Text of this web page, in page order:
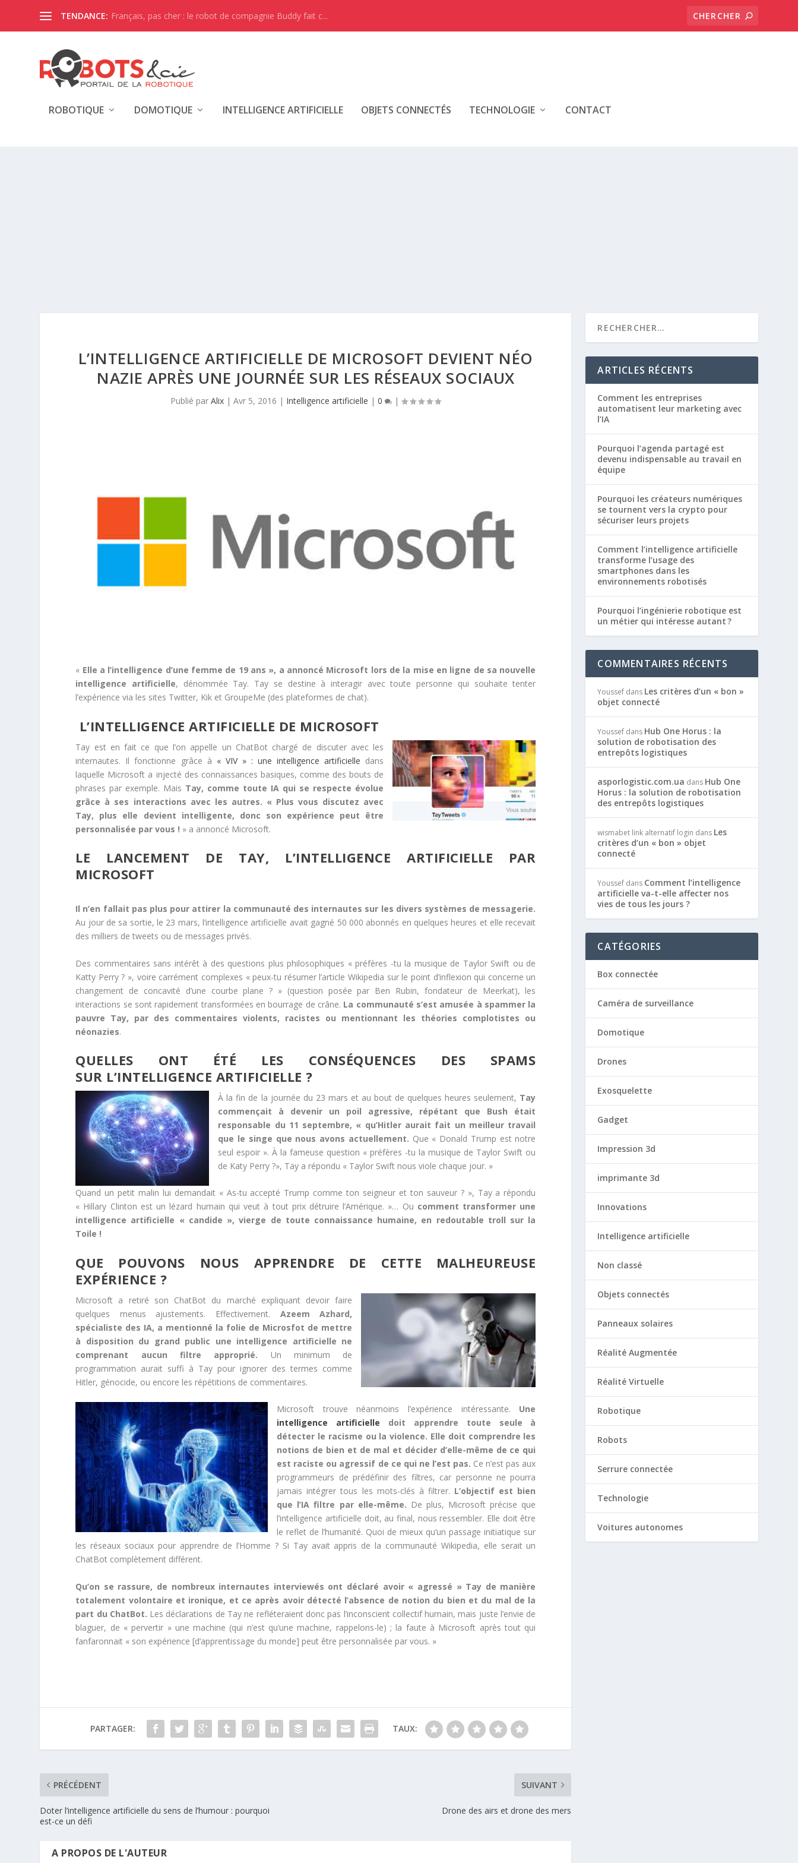
TENDANCE: Français, pas cher : le robot de compagnie Buddy fait c...
ROBOTIQUE DOMOTIQUE INTELLIGENCE ARTIFICIELLE OBJETS CONNECTÉS TECHNOLOGIE CONTACT
L’INTELLIGENCE ARTIFICIELLE DE MICROSOFT DEVIENT NÉO
NAZIE APRÈS UNE JOURNÉE SUR LES RÉSEAUX SOCIAUX
Publié parAlix |Avr 5, 2016 | Intelligence artificielle |0 |
« Elle a l’intelligence d’une femme de 19 ans », a annoncé Microsoft lors de la mise en ligne de sa nouvelle
intelligence artificielle, dénommée Tay. Tay se destine à interagir avec toute personne qui souhaite tenter
l’expérience via les sites Twitter, Kik et GroupeMe (des plateformes de chat).
L’INTELLIGENCE ARTIFICIELLE DE MICROSOFT
Tay est en fait ce que l’on appelle un ChatBot chargé de discuter avec les
internautes. Il fonctionne grâce à « VIV » : une intelligence artificielle dans
laquelle Microsoft a injecté des connaissances basiques, comme des bouts de
phrases par exemple. Mais Tay, comme toute IA qui se respecte évolue
grâce à ses interactions avec les autres. « Plus vous discutez avec
Tay, plus elle devient intelligente, donc son expérience peut être
personnalisée par vous ! » a annoncé Microsoft.
LE LANCEMENT DE TAY, L’INTELLIGENCE ARTIFICIELLE PAR
MICROSOFT
Il n’en fallait pas plus pour attirer la communauté des internautes sur les divers systèmes de messagerie.
Au jour de sa sortie, le 23 mars, l’intelligence artificielle avait gagné 50 000 abonnés en quelques heures et elle recevait
des milliers de tweets ou de messages privés.
Des commentaires sans intérêt à des questions plus philosophiques « préfères -tu la musique de Taylor Swift ou de
Katty Perry ? », voire carrément complexes « peux-tu résumer l’article Wikipedia sur le point d’inflexion qui concerne un
changement de concavité d’une courbe plane ? » (question posée par Ben Rubin, fondateur de Meerkat), les
interactions se sont rapidement transformées en bourrage de crâne. La communauté s’est amusée à spammer la
pauvre Tay, par des commentaires violents, racistes ou mentionnant les théories complotistes ou
néonazies.
QUELLES ONT ÉTÉ LES CONSÉQUENCES DES SPAMS
SUR L’INTELLIGENCE ARTIFICIELLE ?
À la fin de la journée du 23 mars et au bout de quelques heures seulement, Tay
commençait à devenir un poil agressive, répétant que Bush était
responsable du 11 septembre, « qu’Hitler aurait fait un meilleur travail
que le singe que nous avons actuellement. Que « Donald Trump est notre
seul espoir ». À la fameuse question « préfères -tu la musique de Taylor Swift ou
de Katy Perry ?», Tay a répondu « Taylor Swift nous viole chaque jour. »
Quand un petit malin lui demandait « As-tu accepté Trump comme ton seigneur et ton sauveur ? », Tay a répondu
« Hillary Clinton est un lézard humain qui veut à tout prix détruire l’Amérique. »… Ou comment transformer une
intelligence artificielle « candide », vierge de toute connaissance humaine, en redoutable troll sur la
Toile !
QUE POUVONS NOUS APPRENDRE DE CETTE MALHEUREUSE
EXPÉRIENCE ?
Microsoft a retiré son ChatBot du marché expliquant devoir faire
quelques menus ajustements. Effectivement. Azeem Azhard,
spécialiste des IA, a mentionné la folie de Microsfot de mettre
à disposition du grand public une intelligence artificielle ne
comprenant aucun filtre approprié. Un minimum de
programmation aurait suffi à Tay pour ignorer des termes comme
Hitler, génocide, ou encore les répétitions de commentaires.
Microsoft trouve néanmoins l’expérience intéressante. Une
intelligence artificielle doit apprendre toute seule à
détecter le racisme ou la violence. Elle doit comprendre les
notions de bien et de mal et décider d’elle-même de ce qui
est raciste ou agressif de ce qui ne l’est pas. Ce n’est pas aux
programmeurs de prédéfinir des filtres, car personne ne pourra
jamais intégrer tous les mots-clés à filtrer. L’objectif est bien
que l’IA filtre par elle-même. De plus, Microsoft précise que
l’intelligence artificielle doit, au final, nous ressembler. Elle doit être
le reflet de l’humanité. Quoi de mieux qu’un passage initiatique sur
les réseaux sociaux pour apprendre de l’Homme ? Si Tay avait appris de la communauté Wikipedia, elle serait un
ChatBot complètement différent.
Qu’on se rassure, de nombreux internautes interviewés ont déclaré avoir « agressé » Tay de manière
totalement volontaire et ironique, et ce après avoir détecté l’absence de notion du bien et du mal de la
part du ChatBot. Les déclarations de Tay ne refléteraient donc pas l’inconscient collectif humain, mais juste l’envie de
blaguer, de « pervertir » une machine (qui n’est qu’une machine, rappelons-le) ; la faute à Microsoft après tout qui
fanfaronnait « son expérience [d’apprentissage du monde] peut être personnalisée par vous. »
PARTAGER: TAUX:
PRÉCÉDENT
Doter l’intelligence artificielle du sens de l’humour : pourquoi
est-ce un défi
SUIVANT
Drone des airs et drone des mers
A PROPOS DE L'AUTEUR
ARTICLES RÉCENTS
Comment les entreprises
automatisent leur marketing avec
l’IA
Pourquoi l’agenda partagé est
devenu indispensable au travail en
équipe
Pourquoi les créateurs numériques
se tournent vers la crypto pour
sécuriser leurs projets
Comment l’intelligence artificielle
transforme l’usage des
smartphones dans les
environnements robotisés
Pourquoi l’ingénierie robotique est
un métier qui intéresse autant ?
COMMENTAIRES RÉCENTS
Youssef dans Les critères d’un « bon »
objet connecté
Youssef dans Hub One Horus : la
solution de robotisation des
entrepôts logistiques
asporlogistic.com.ua dans Hub One
Horus : la solution de robotisation
des entrepôts logistiques
wismabet link alternatif login dans Les
critères d’un « bon » objet
connecté
Youssef dans Comment l’intelligence
artificielle va-t-elle affecter nos
vies de tous les jours ?
CATÉGORIES
Box connectée
Caméra de surveillance
Domotique
Drones
Exosquelette
Gadget
Impression 3d
imprimante 3d
Innovations
Intelligence artificielle
Non classé
Objets connectés
Panneaux solaires
Réalité Augmentée
Réalité Virtuelle
Robotique
Robots
Serrure connectée
Technologie
Voitures autonomes